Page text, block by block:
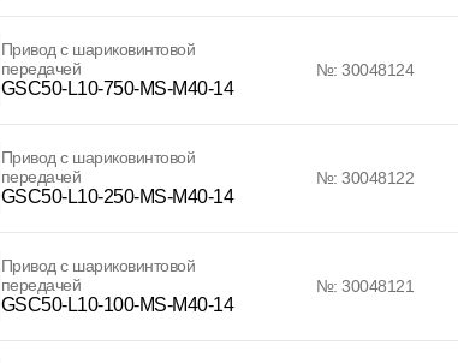
Привод с шариковинтовой
передачей
GSC50-L10-750-MS-M40-14
№: 30048124
Привод с шариковинтовой
передачей
GSC50-L10-250-MS-M40-14
№: 30048122
Привод с шариковинтовой
передачей
GSC50-L10-100-MS-M40-14
№: 30048121